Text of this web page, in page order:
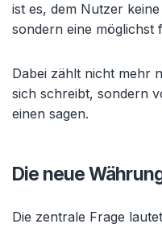
ist es, dem Nutzer
sondern eine möglichst
Dabei zählt nicht mehr
sich schreibt, sondern
einen sagen.
Die neue
Die zentrale Frage